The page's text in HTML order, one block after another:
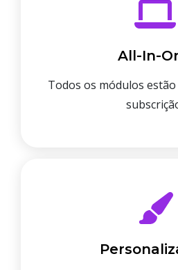
All-In-
Todos os módulos